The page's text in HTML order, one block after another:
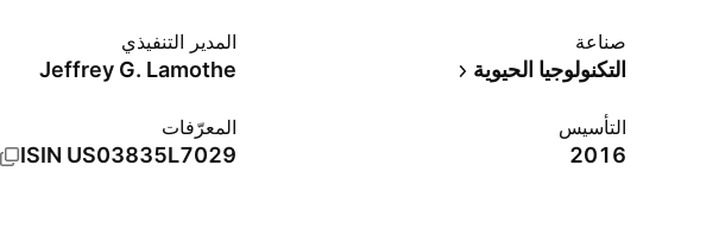
صناعة
التكنولوجيا الحيوية
المدير التنفيذي
Jeffrey G. Lamothe
التأسيس
2016
المعرّفات
ISIN US03835L7029